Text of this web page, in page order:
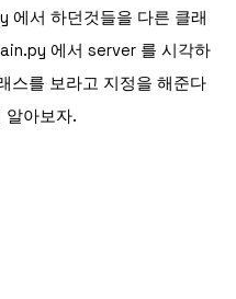
에서 하던것들을 다른 클래
에서 server 를 시각하
스를 보라고 지정을 해준다
알아보자.